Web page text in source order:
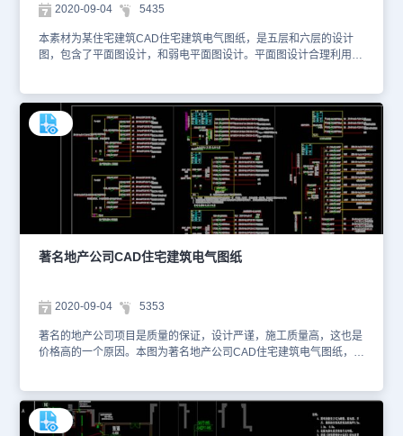
2020-09-04 5435
本素材为某住宅建筑CAD住宅建筑电气图纸，是五层和六层的设计
图，包含了平面图设计，和弱电平面图设计。平面图设计合理利用了
问浩辰CAD官网进行学习五层平面图 五层弱电平面图 六层平面图 六
层弱电平面图
著名地产公司CAD住宅建筑电气图纸
2020-09-04 5353
著名的地产公司项目是质量的保证，设计严谨，施工质量高，这也是
价格高的一个原因。本图为著名地产公司CAD住宅建筑电气图纸，包
资料，请勿商用。更多图纸库资源可访问浩辰CAD官网进行学习强电
平面图 弱电平面图 火灾报警平面图 系统图